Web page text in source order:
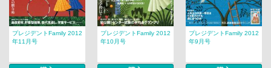
プレジデントFamily 2012
年11月号
プレジデントFamily 2012
年10月号
プレジデントFamily 2012
年9月号